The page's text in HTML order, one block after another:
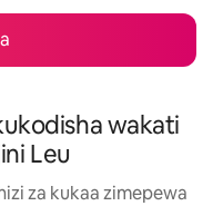
wakati
Leu
za kukaa zimepewa